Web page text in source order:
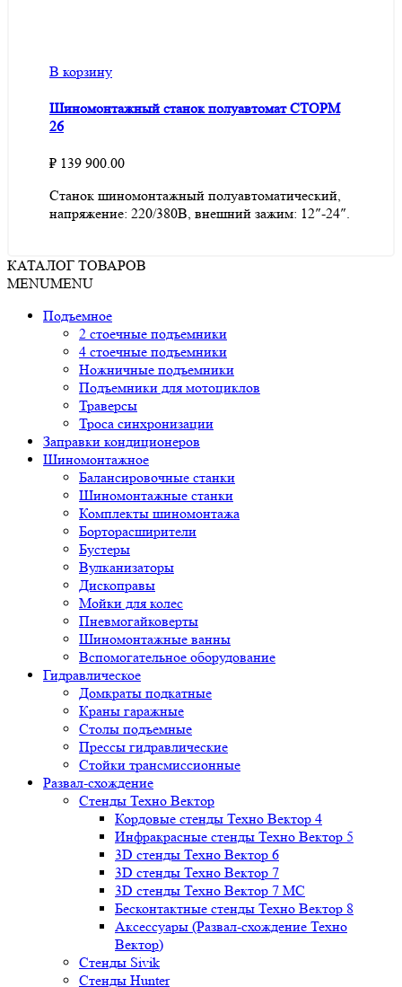
В корзину
Шиномонтажный станок полуавтомат СТОРМ
26
₽ 139 900.00
Станок шиномонтажный полуавтоматический,
напряжение: 220/380В, внешний зажим: 12″-24″.
КАТАЛОГ ТОВАРОВ
MENUMENU
Подъемное
2 стоечные подъемники
4 стоечные подъемники
Ножничные подъемники
Подъемники для мотоциклов
Траверсы
Троса синхронизации
Заправки кондиционеров
Шиномонтажное
Балансировочные станки
Шиномонтажные станки
Комплекты шиномонтажа
Борторасширители
Бустеры
Вулканизаторы
Дископравы
Мойки для колес
Пневмогайковерты
Шиномонтажные ванны
Вспомогательное оборудование
Гидравлическое
Домкраты подкатные
Краны гаражные
Столы подъемные
Прессы гидравлические
Стойки трансмиссионные
Развал-схождение
Стенды Техно Вектор
Кордовые стенды Техно Вектор 4
Инфракрасные стенды Техно Вектор 5
3D стенды Техно Вектор 6
3D стенды Техно Вектор 7
3D стенды Техно Вектор 7 МС
Бесконтактные стенды Техно Вектор 8
Аксессуары (Развал-схождение Техно
Вектор)
Стенды Sivik
Стенды Hunter